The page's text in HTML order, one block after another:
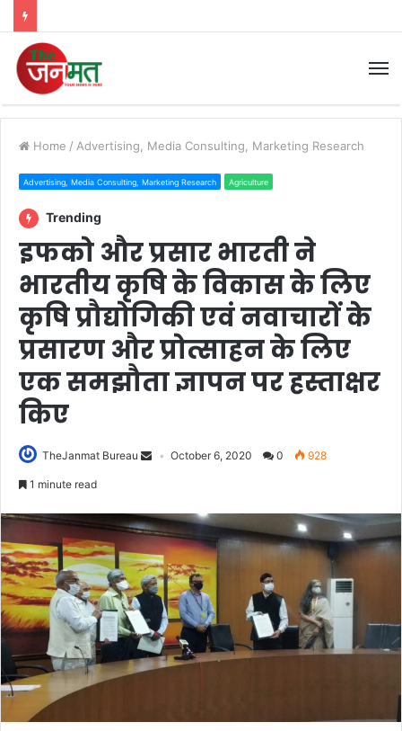
Home / Advertising, Media Consulting, Marketing Research
Advertising, Media Consulting, Marketing Research Agriculture
Trending
इफको और प्रसार भारती ने
भारतीय कृषि के विकास के लिए
कृषि प्रौद्योगिकी एवं नवाचारों के
प्रसारण और प्रोत्साहन के लिए
एक समझौता ज्ञापन पर हस्ताक्षर
किए
TheJanmat Bureau October 6, 2020 0 928
1 minute read